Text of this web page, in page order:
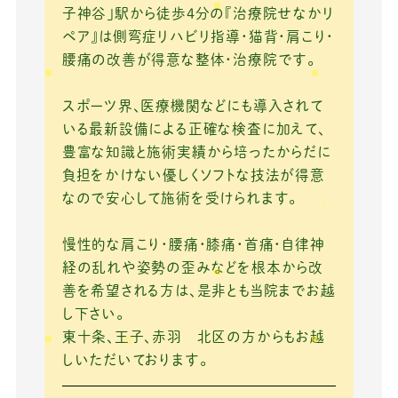
o
o
k
子神谷」駅から徒歩4分の『治療院せなかリ
ペア』は側弯症リハビリ指導・猫背・肩こり・
腰痛の改善が得意な整体・治療院です。
スポーツ界、医療機関などにも導入されて
いる最新設備による正確な検査に加えて、
豊富な知識と施術実績から培ったからだに
負担をかけない優しくソフトな技法が得意
なので安心して施術を受けられます。
慢性的な肩こり・腰痛・膝痛・首痛・自律神
経の乱れや姿勢の歪みなどを根本から改
善を希望される方は、是非とも当院までお越
し下さい。
東十条、王子、赤羽 北区の方からもお越
しいただいております。